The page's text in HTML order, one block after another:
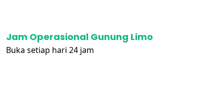
Jam Operasional Gunung Limo
Buka setiap hari 24 jam